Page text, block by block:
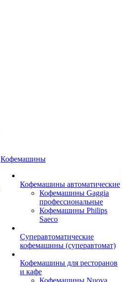
Кофемашины
Кофемашины автоматические
Кофемашины Gaggia
профессиональные
Кофемашины Philips
Saeco
Суперавтоматические
кофемашины (суперавтомат)
Кофемашины для ресторанов
и кафе
Кофемашины Nuova